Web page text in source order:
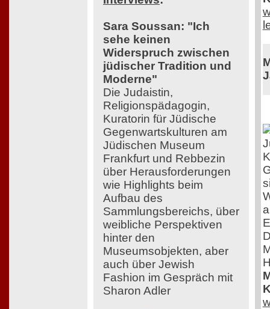
Sara Soussan: "Ich
sehe keinen
Widerspruch zwischen
jüdischer Tradition und
Moderne"
Die Judaistin,
Religionspädagogin,
Kuratorin für Jüdische
Gegenwartskulturen am
Jüdischen Museum
Frankfurt und Rebbezin
über Herausforderungen
wie Highlights beim
Aufbau des
Sammlungsbereichs, über
weibliche Perspektiven
hinter den
Museumsobjekten, aber
auch über Jewish
Fashion im Gespräch mit
Sharon Adler